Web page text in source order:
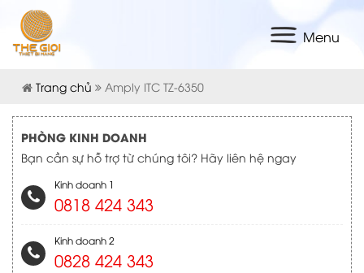
Menu
Trang chủ Amply ITC TZ-6350
PHÒNG KINH DOANH
Bạn cần sự hỗ trợ từ chúng tôi? Hãy liên hệ ngay
Kinh doanh 1
0818 424 343
Kinh doanh 2
0828 424 343